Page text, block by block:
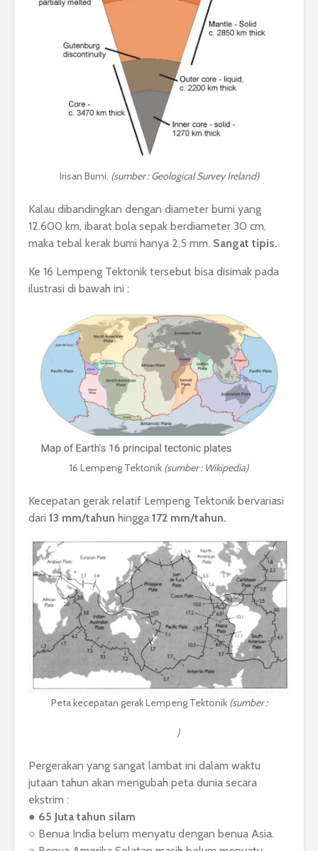
Irisan Bumi. (sumber : Geological Survey Ireland)
Kalau dibandingkan dengan diameter bumi yang
12.600 km, ibarat bola sepak berdiameter 30 cm,
maka tebal kerak bumi hanya 2,5 mm. Sangat tipis.
Ke 16 Lempeng Tektonik tersebut bisa disimak pada
ilustrasi di bawah ini :
16 Lempeng Tektonik (sumber : Wikipedia)
Kecepatan gerak relatif Lempeng Tektonik bervariasi
dari 13 mm/tahun hingga 172 mm/tahun.
Peta kecepatan gerak Lempeng Tektonik (sumber :
)
Pergerakan yang sangat lambat ini dalam waktu
jutaan tahun akan mengubah peta dunia secara
ekstrim :
● 65 Juta tahun silam
○ Benua India belum menyatu dengan benua Asia.